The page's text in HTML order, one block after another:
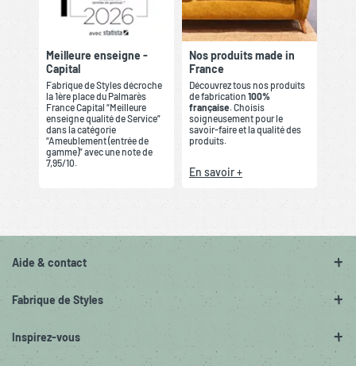
Meilleure enseigne -
Capital
Fabrique de Styles décroche
la 1ère place du Palmarès
France Capital “Meilleure
enseigne qualité de Service”
dans la catégorie
“Ameublement (entrée de
gamme)” avec une note de
7,95/10.
Nos produits made in
France
Découvrez tous nos produits
de fabrication 100%
française. Choisis
soigneusement pour le
savoir-faire et la qualité des
produits.
En savoir +
Aide & contact
Fabrique de Styles
Inspirez-vous